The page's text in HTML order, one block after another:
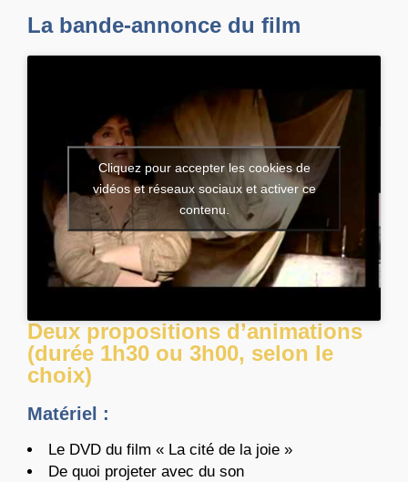
La bande-annonce du film
Cliquez pour accepter les cookies de
vidéos et réseaux sociaux et activer ce
contenu.
Deux propositions d’animations
(durée 1h30 ou 3h00, selon le
choix)
Matériel :
Le DVD du film « La cité de la joie »
De quoi projeter avec du son